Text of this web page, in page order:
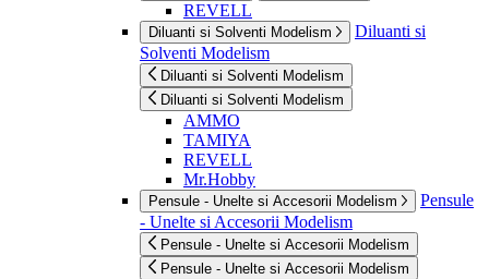
REVELL
Diluanti si Solventi Modelism
Diluanti si
Solventi Modelism
Diluanti si Solventi Modelism
Diluanti si Solventi Modelism
AMMO
TAMIYA
REVELL
Mr.Hobby
Pensule - Unelte si Accesorii Modelism
Pensule
- Unelte si Accesorii Modelism
Pensule - Unelte si Accesorii Modelism
Pensule - Unelte si Accesorii Modelism